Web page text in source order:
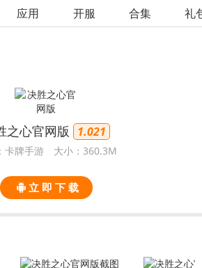
应用 开服 合集 礼
之心官网版 1.021
卡牌手游 大小：360.3M
立 即 下 载